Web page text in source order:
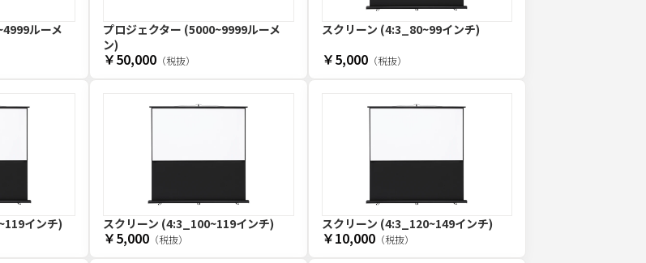
ルーメ
プロジェクター (5000~9999ルーメ
ン)
￥50,000 （税抜）
スクリーン (4:3_80~99インチ)
￥5,000（税抜）
インチ) スクリーン (4:3_100~119インチ)
￥5,000 （税抜）
スクリーン (4:3_120~149インチ)
￥10,000（税抜）